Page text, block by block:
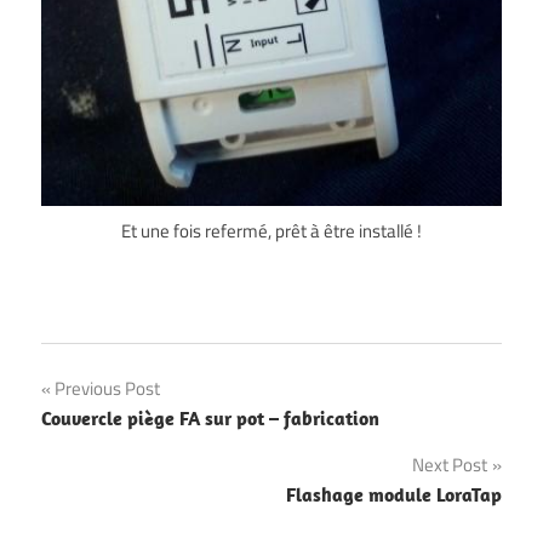
Et une fois refermé, prêt à être installé !
Navigation
de
Previous Post
Couvercle piège FA sur pot – fabrication
Next Post
Flashage module LoraTap